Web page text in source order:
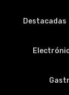
Destacadas